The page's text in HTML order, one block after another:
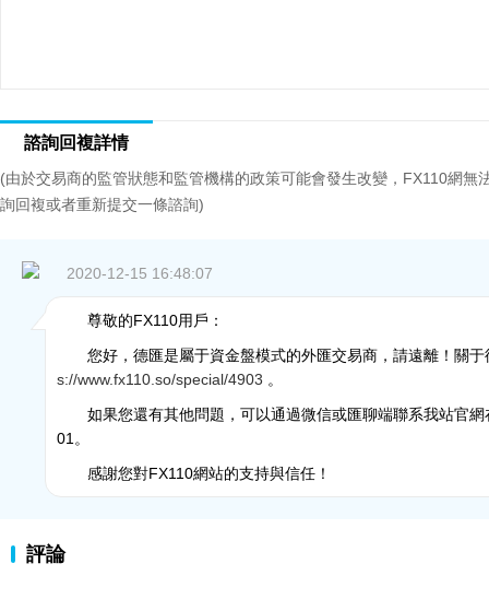
諮詢回複詳情
(由於交易商的監管狀態和監管機構的政策可能會發生改變，FX110網
詢回複或者重新提交一條諮詢)
2020-12-15 16:48:07
尊敬的FX110用戶：
您好，德匯是屬于資金盤模式的外匯交易商，請遠離！關
s://www.fx110.so/special/4903 。
如果您還有其他問題，可以通過微信或匯聊端聯系我站官
01。
感謝您對FX110網站的支持與信任！
評論